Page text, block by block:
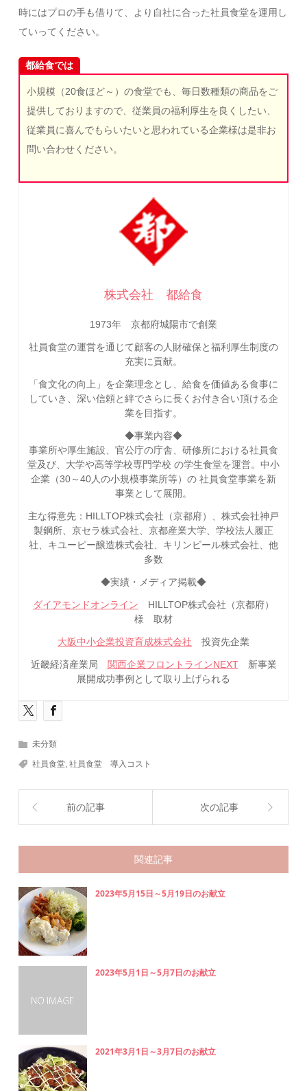
時にはプロの手も借りて、より自社に合った社員食堂を運用し
ていってください。
都給食では
小規模（20食ほど～）の食堂でも、毎日数種類の商品をご
提供しておりますので、従業員の福利厚生を良くしたい、
従業員に喜んでもらいたいと思われている企業様は是非お
問い合わせください。
株式会社 都給食
1973年 京都府城陽市で創業
社員食堂の運営を通じて顧客の人財確保と福利厚生制度の
充実に貢献。
「食文化の向上」を企業理念とし、給食を価値ある食事に
していき、深い信頼と絆でさらに長くお付き合い頂ける企
業を目指す。
◆事業内容◆
事業所や厚生施設、官公庁の庁舎、研修所における社員食
堂及び、大学や高等学校専門学校 の学生食堂を運営。中小
企業（30～40人の小規模事業所等）の 社員食堂事業を新
事業として展開。
主な得意先：HILLTOP株式会社（京都府）、株式会社神戸
製鋼所、京セラ株式会社、京都産業大学、学校法人履正
社、キユーピー醸造株式会社、キリンビール株式会社、他
多数
◆実績・メディア掲載◆
ダイアモンドオンライン HILLTOP株式会社（京都府）
様 取材
大阪中小企業投資育成株式会社 投資先企業
近畿経済産業局 関西企業フロントラインNEXT新事業
展開成功事例として取り上げられる
未分類
社員食堂,社員食堂 導入コスト
前の記事 次の記事
関連記事
2023年5月15日～5月19日のお献立
2023年5月1日～5月7日のお献立
2021年3月1日～3月7日のお献立